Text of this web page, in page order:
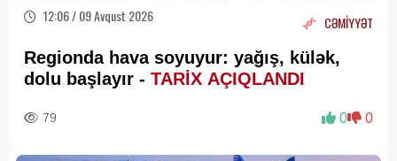
12:06 / 09 Avqust 2026 CƏMİYYƏT
Regionda hava soyuyur: yağış, külək,
dolu başlayır - TARİX AÇIQLANDI
79 0 0